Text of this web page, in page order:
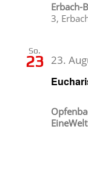
Erbach-
3,
So.
23 23.